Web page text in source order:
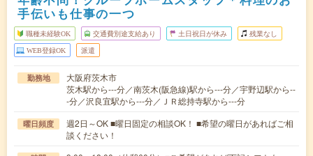
手伝いも仕事の一つ
職種未経験OK 交通費別途支給あり 土日祝日が休み 残業なし
WEB登録OK 派遣
勤務地
大阪府茨木市
茨木駅から---分／南茨木(阪急線)駅から---分／宇野辺駅から--
-分／沢良宜駅から---分／ＪＲ総持寺駅から---分
曜日頻度
週2日～OK ■曜日固定の相談OK！ ■希望の曜日があればご相
談ください！